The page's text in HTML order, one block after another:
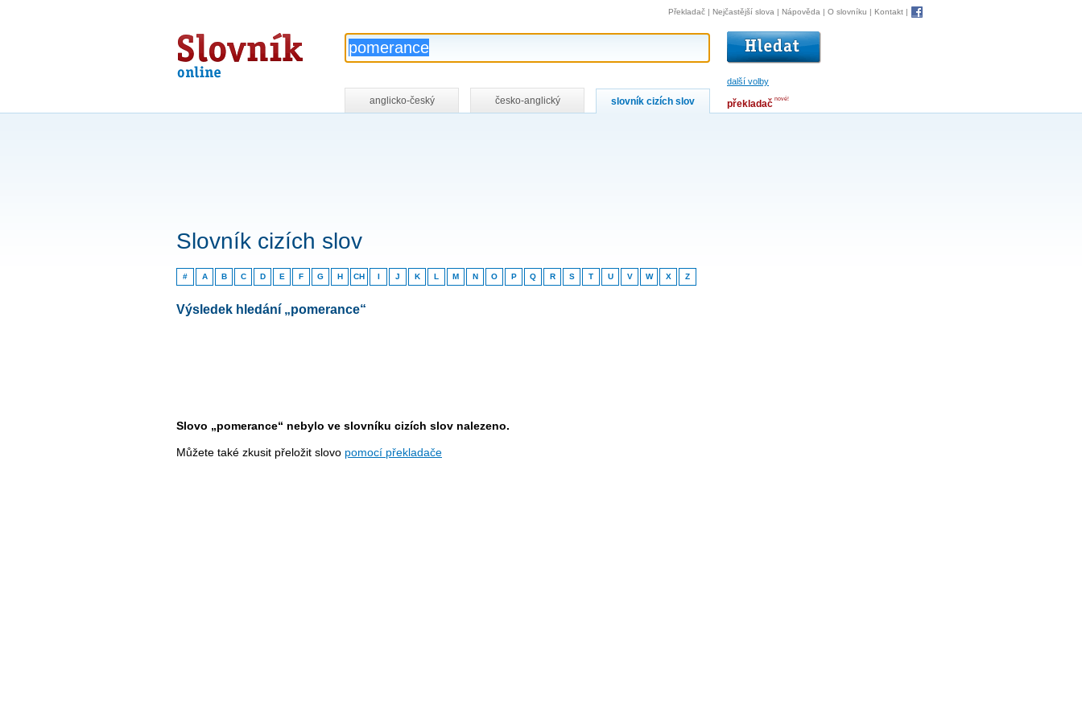
Slovník
online
další volby
Překladač | Nejčastější slova | Nápověda | O slovníku | Kontakt |
anglicko-český česko-anglický slovník cizích slov překladač nové!
Slovník cizích slov
# A B C D E F G H CH I J K L M N O P Q R S T U V W X Z
Výsledek hledání „pomerance“
Slovo „pomerance“ nebylo ve slovníku cizích slov nalezeno.
Můžete také zkusit přeložit slovo pomocí překladače